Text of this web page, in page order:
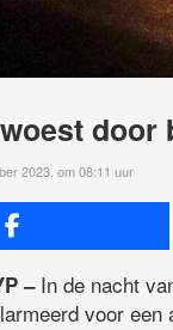
door
2023, om 08:11 uur
–In de nacht
voor een